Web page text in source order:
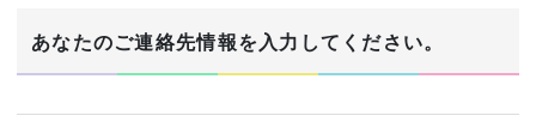
あなたのご連絡先情報を入力してください。